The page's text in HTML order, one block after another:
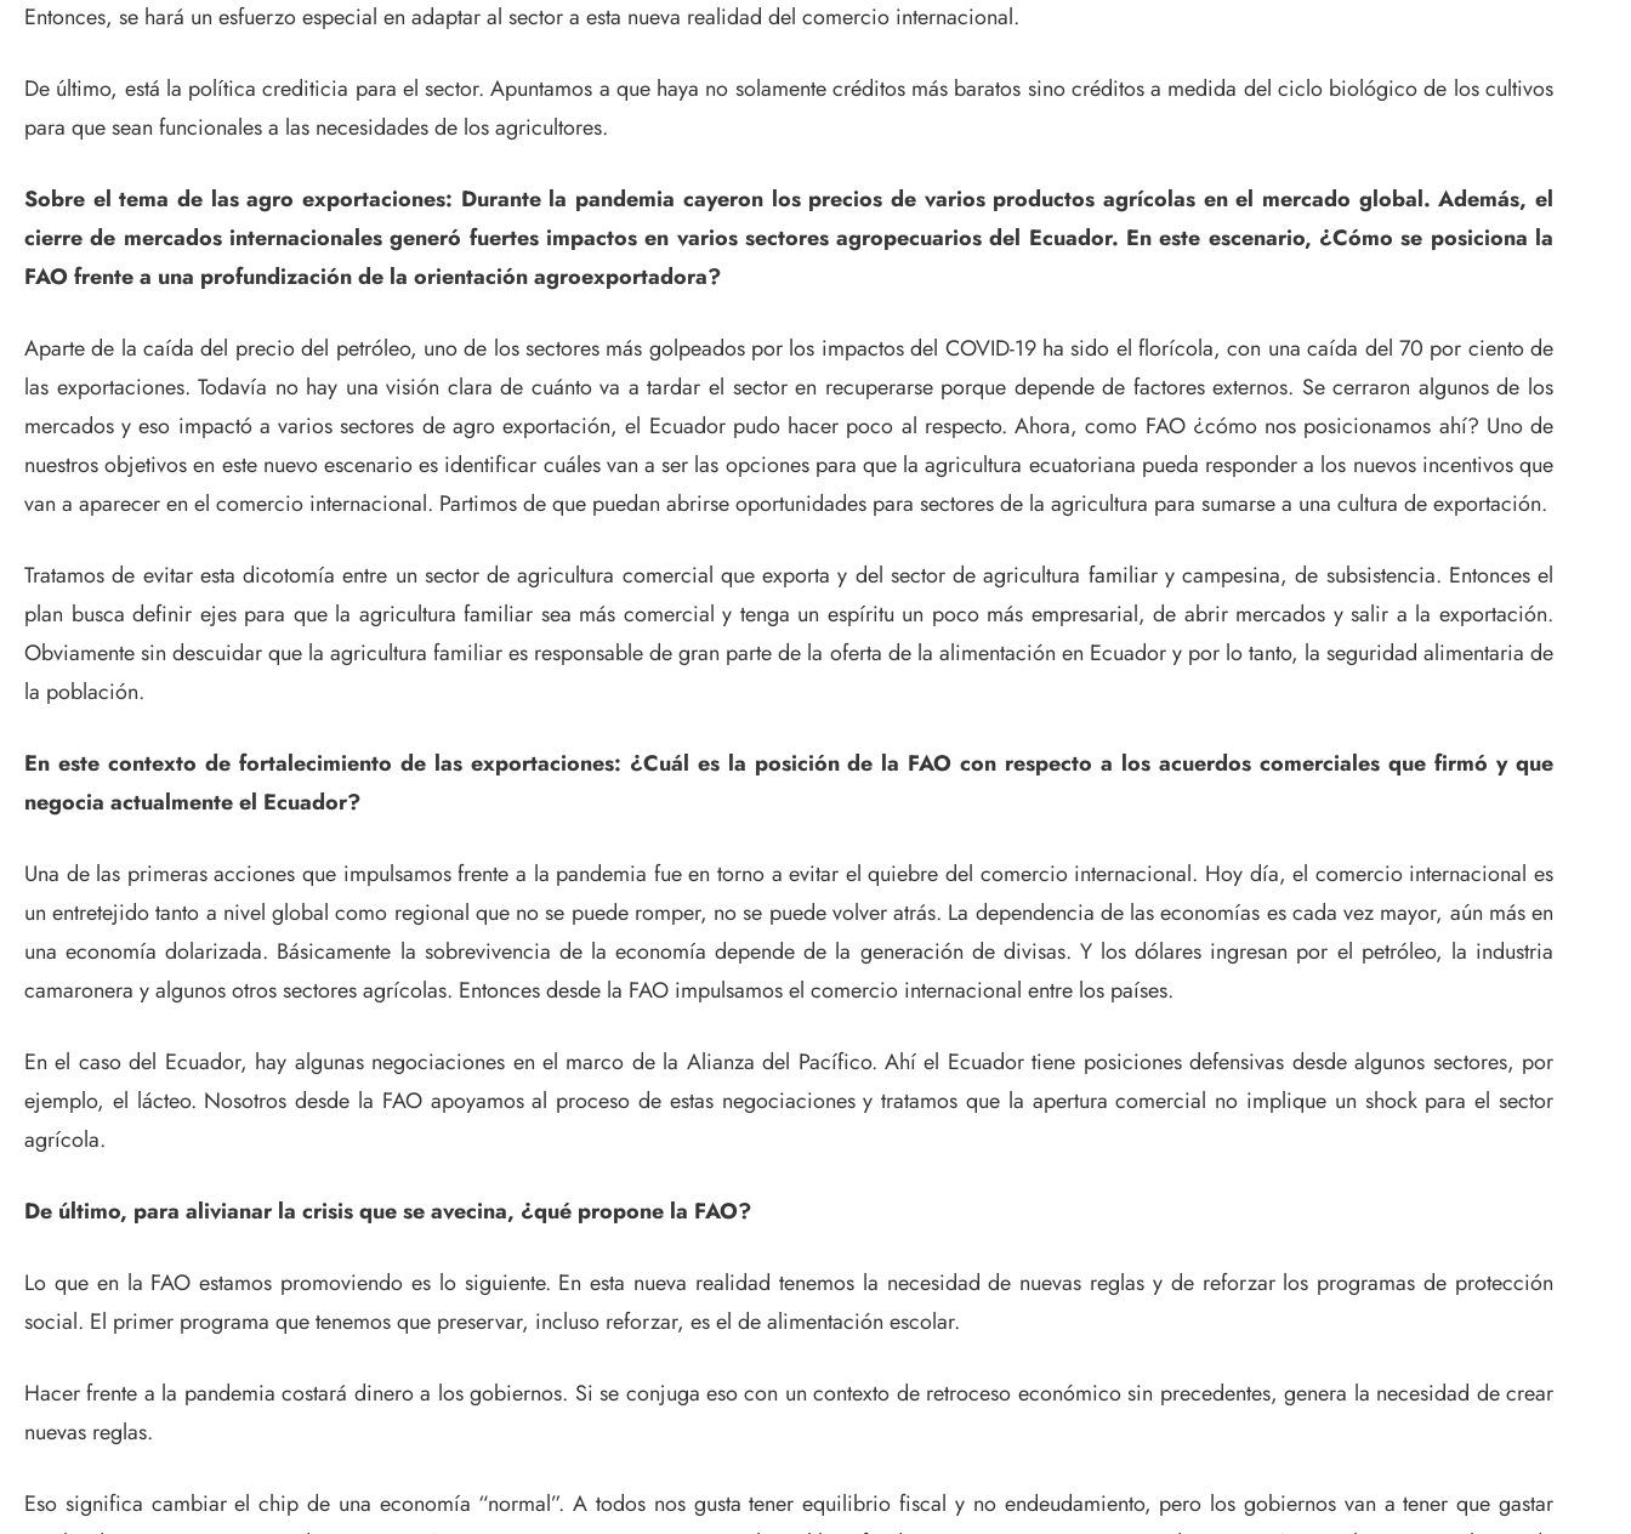
Entonces, se hará un esfuerzo especial en adaptar al sector a esta nueva realidad del comercio internacional.
De último, está la política crediticia para el sector. Apuntamos a que haya no solamente créditos más baratos sino créditos a medida del ciclo biológico de los cultivos
para que sean funcionales a las necesidades de los agricultores.
Sobre el tema de las agro exportaciones: Durante la pandemia cayeron los precios de varios productos agrícolas en el mercado global. Además, el
cierre de mercados internacionales generó fuertes impactos en varios sectores agropecuarios del Ecuador. En este escenario, ¿Cómo se posiciona la
FAO frente a una profundización de la orientación agroexportadora?
Aparte de la caída del precio del petróleo, uno de los sectores más golpeados por los impactos del COVID-19 ha sido el florícola, con una caída del 70 por ciento de
las exportaciones. Todavía no hay una visión clara de cuánto va a tardar el sector en recuperarse porque depende de factores externos. Se cerraron algunos de los
mercados y eso impactó a varios sectores de agro exportación, el Ecuador pudo hacer poco al respecto. Ahora, como FAO ¿cómo nos posicionamos ahí? Uno de
nuestros objetivos en este nuevo escenario es identificar cuáles van a ser las opciones para que la agricultura ecuatoriana pueda responder a los nuevos incentivos que
van a aparecer en el comercio internacional. Partimos de que puedan abrirse oportunidades para sectores de la agricultura para sumarse a una cultura de exportación.
Tratamos de evitar esta dicotomía entre un sector de agricultura comercial que exporta y del sector de agricultura familiar y campesina, de subsistencia. Entonces el
plan busca definir ejes para que la agricultura familiar sea más comercial y tenga un espíritu un poco más empresarial, de abrir mercados y salir a la exportación.
Obviamente sin descuidar que la agricultura familiar es responsable de gran parte de la oferta de la alimentación en Ecuador y por lo tanto, la seguridad alimentaria de
la población.
En este contexto de fortalecimiento de las exportaciones: ¿Cuál es la posición de la FAO con respecto a los acuerdos comerciales que firmó y que
negocia actualmente el Ecuador?
Una de las primeras acciones que impulsamos frente a la pandemia fue en torno a evitar el quiebre del comercio internacional. Hoy día, el comercio internacional es
un entretejido tanto a nivel global como regional que no se puede romper, no se puede volver atrás. La dependencia de las economías es cada vez mayor, aún más en
una economía dolarizada. Básicamente la sobrevivencia de la economía depende de la generación de divisas. Y los dólares ingresan por el petróleo, la industria
camaronera y algunos otros sectores agrícolas. Entonces desde la FAO impulsamos el comercio internacional entre los países.
En el caso del Ecuador, hay algunas negociaciones en el marco de la Alianza del Pacífico. Ahí el Ecuador tiene posiciones defensivas desde algunos sectores, por
ejemplo, el lácteo. Nosotros desde la FAO apoyamos al proceso de estas negociaciones y tratamos que la apertura comercial no implique un shock para el sector
agrícola.
De último, para alivianar la crisis que se avecina, ¿qué propone la FAO?
Lo que en la FAO estamos promoviendo es lo siguiente. En esta nueva realidad tenemos la necesidad de nuevas reglas y de reforzar los programas de protección
social. El primer programa que tenemos que preservar, incluso reforzar, es el de alimentación escolar.
Hacer frente a la pandemia costará dinero a los gobiernos. Si se conjuga eso con un contexto de retroceso económico sin precedentes, genera la necesidad de crear
nuevas reglas.
Eso significa cambiar el chip de una economía “normal”. A todos nos gusta tener equilibrio fiscal y no endeudamiento, pero los gobiernos van a tener que gastar